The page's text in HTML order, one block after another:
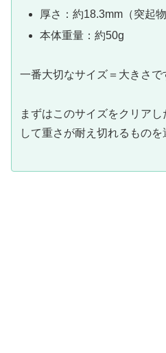
厚さ：約18.3mm（突起物
本体重量：約50g
一番大切なサイズ＝大きさで
まずはこのサイズをクリア
して重さが耐え切れるものを